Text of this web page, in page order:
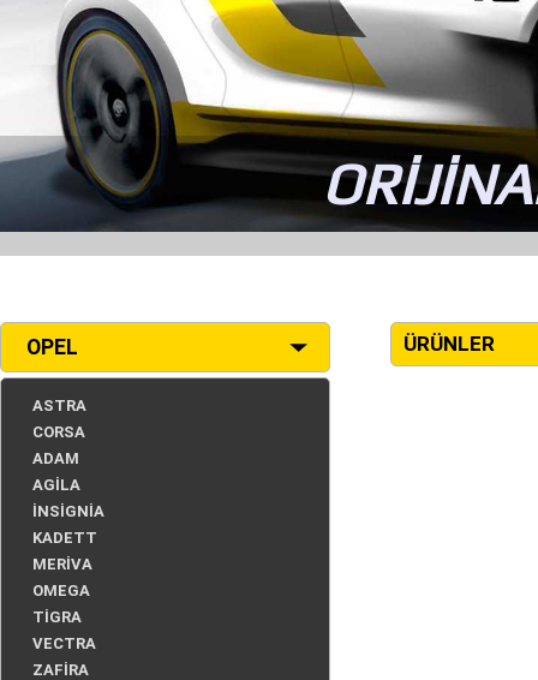
OPEL
ASTRA
CORSA
ADAM
AGİLA
İNSİGNİA
KADETT
MERİVA
OMEGA
TİGRA
VECTRA
ZAFİRA
ÜRÜNLER